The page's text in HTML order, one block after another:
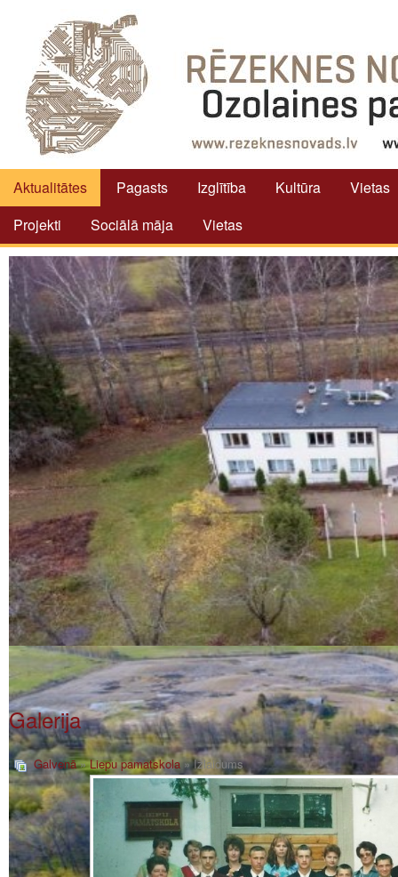
Aktualitātes Pagasts Izglītība Kultūra
Vietas
Projekti
Sociālā māja Vietas
Galerija
Galvenā»Liepu pamatskola» Izlaidums